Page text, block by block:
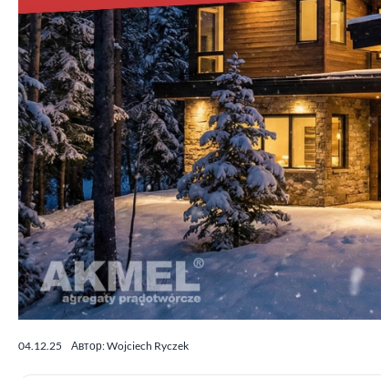
04.12.25 Автор: Wojciech Ryczek